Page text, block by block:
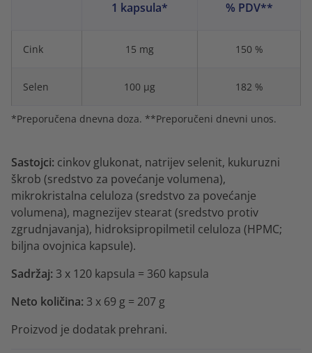
1 kapsula* % PDV**
Cink 15 mg 150 %
Selen 100 μg 182 %
*Preporučena dnevna doza. **Preporučeni dnevni unos.
Sastojci: cinkov glukonat, natrijev selenit, kukuruzni
škrob (sredstvo za povećanje volumena),
mikrokristalna celuloza (sredstvo za povećanje
volumena), magnezijev stearat (sredstvo protiv
zgrudnjavanja), hidroksipropilmetil celuloza (HPMC;
biljna ovojnica kapsule).
Sadržaj: 3 x 120 kapsula = 360 kapsula
Neto količina: 3 x 69 g = 207 g
Proizvod je dodatak prehrani.